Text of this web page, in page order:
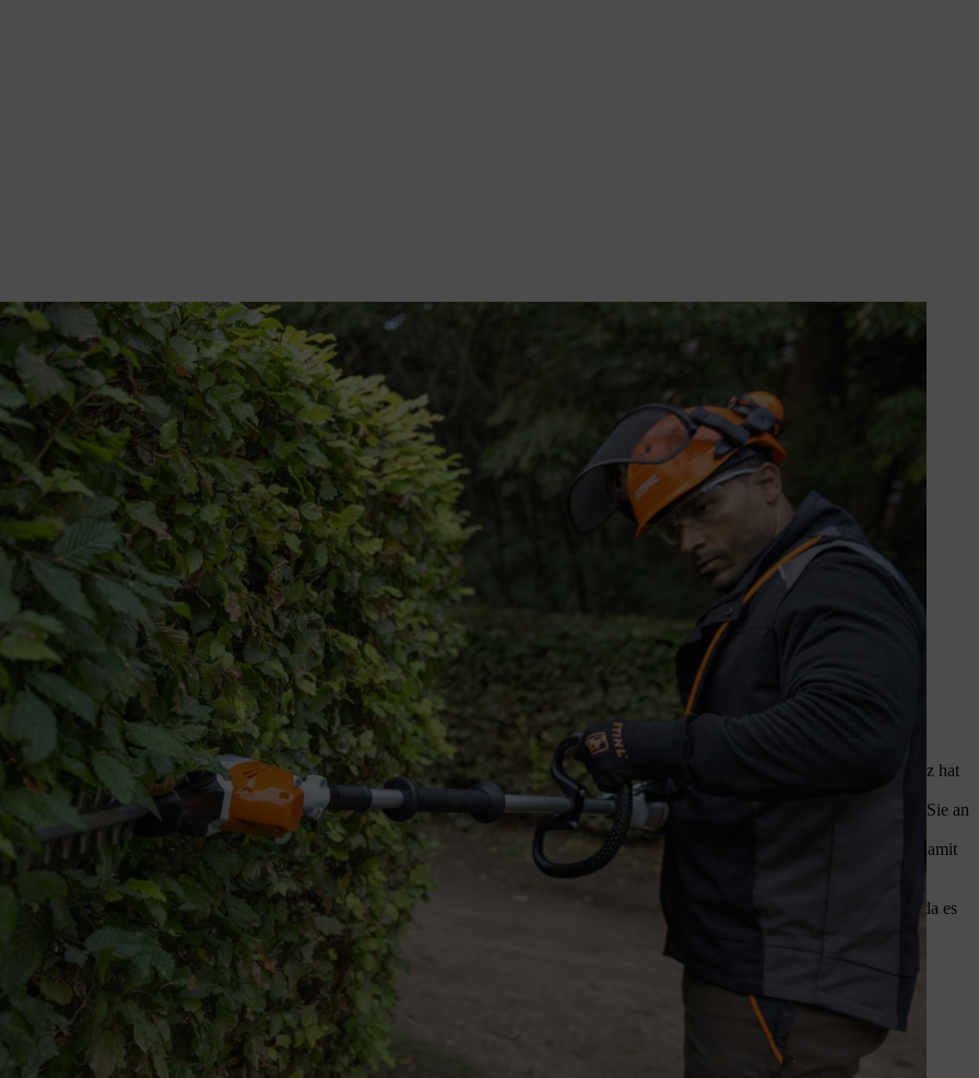
ohne Schäden möglich
wässern
einen starken Verjüngungs- und Rückschnitt eignet sich der Februar. Sie stören in dieser Zeit keine brütenden Vögel und das Gehölz hat
zusätzlich die Zeit um den Johannistag (24. Juni) an.
September deutschlandweit verboten, eine Buchenhecke radikal zurückzuschneiden. Schonende Form- und Pflegeschnitte dürfen Sie an
für einen stärkeren Rückschnitt ist im Februar kurz vor dem Austrieb. Ein schonender Pflegeschnitt lohnt sich Ende Juni, damit
Neuaustriebe um die Hälfte bis zwei Drittel kürzen. Im Februar ist auch ein stärkerer Rückschnitt möglich und erlaubt. Eine
Schneiden Sie ältere Äste direkt unter den Verzweigungen ab. Beachten Sie bestehende Vorschriften zum Heckenschnitt, da es
Hecken bis auf den Stock zurückzuschneiden.
Da Buchenhecken schnell wachsen, sollten Sie sie
geeigneter Zeitpunkt, um eine Buchenhecke bei Bedarf radikal zurückzuschneiden, ist im
hat noch nicht ausgetrieben.